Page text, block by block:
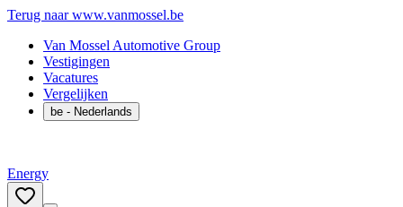
Terug naar www.vanmossel.be
Van Mossel Automotive Group
Vestigingen
Vacatures
Vergelijken
be - Nederlands
Energy